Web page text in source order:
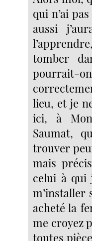
qui n’ai
aussi
tomber
pourrait-
lieu, et je
ici, à
Saumat,
trouver
mais
celui à qui
m’installer
acheté la
me croyez
toutes